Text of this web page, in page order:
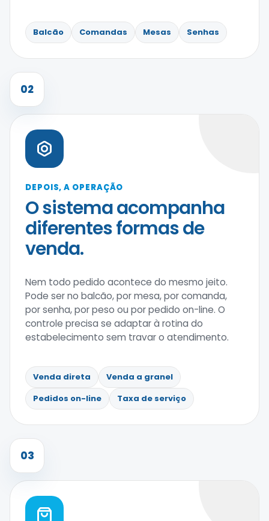
Balcão Comandas Mesas Senhas
02
DEPOIS, A OPERAÇÃO
O sistema acompanha
diferentes formas de
venda.
Nem todo pedido acontece do mesmo jeito.
Pode ser no balcão, por mesa, por comanda,
por senha, por peso ou por pedido on-line. O
controle precisa se adaptar à rotina do
estabelecimento sem travar o atendimento.
Venda direta
Venda a granel
Pedidos on-line
Taxa de serviço
03